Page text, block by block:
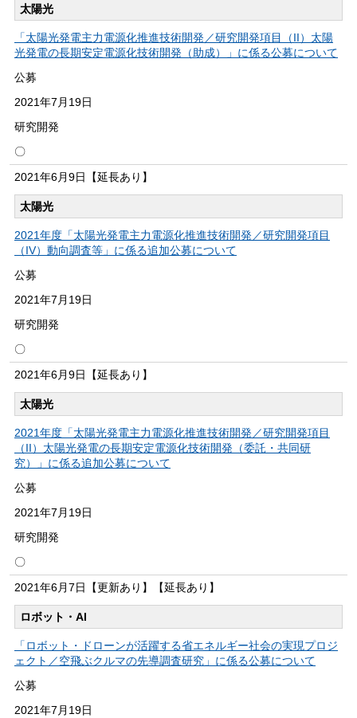
太陽光
「太陽光発電主力電源化推進技術開発／研究開発項目（II）太陽
光発電の長期安定電源化技術開発（助成）」に係る公募について
公募
2021年7月19日
研究開発
〇
2021年6月9日 【延長あり】
太陽光
2021年度「太陽光発電主力電源化推進技術開発／研究開発項目
（IV）動向調査等」に係る追加公募について
公募
2021年7月19日
研究開発
〇
2021年6月9日 【延長あり】
太陽光
2021年度「太陽光発電主力電源化推進技術開発／研究開発項目
（II）太陽光発電の長期安定電源化技術開発（委託・共同研
究）」に係る追加公募について
公募
2021年7月19日
研究開発
〇
2021年6月7日 【更新あり】【延長あり】
ロボット・AI
「ロボット・ドローンが活躍する省エネルギー社会の実現プロジ
ェクト／空飛ぶクルマの先導調査研究」に係る公募について
公募
2021年7月19日